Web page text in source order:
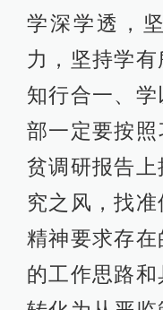
学深学透，
力，坚持学
知行合一、
部一定要按
贫调研报告
究之风，找
精神要求存
的工作思路